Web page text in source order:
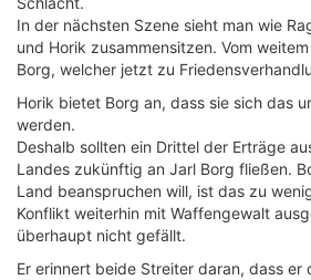
In der nächsten Szene sieht man wie
und Horik zusammensitzen. Vom
Borg, welcher jetzt zu
Horik bietet Borg an, dass sie sich das
werden.
Deshalb sollten ein Drittel der Erträge
Landes zukünftig an Jarl Borg fließen.
Land beanspruchen will, ist das zu
Konflikt weiterhin mit Waffengewalt
überhaupt nicht gefällt.
Er erinnert beide Streiter daran, dass er